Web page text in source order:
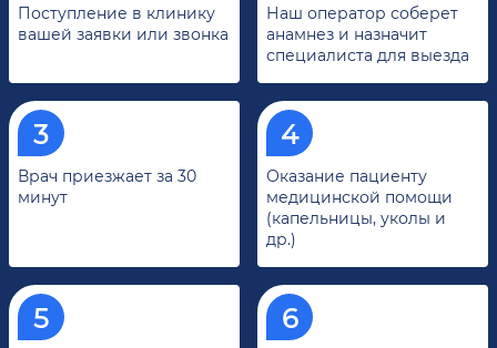
Поступление в клинику
вашей заявки или звонка
Наш оператор соберет
анамнез и назначит
специалиста для выезда
Врач приезжает за 30
минут
Оказание пациенту
медицинской помощи
(капельницы, уколы и
др.)